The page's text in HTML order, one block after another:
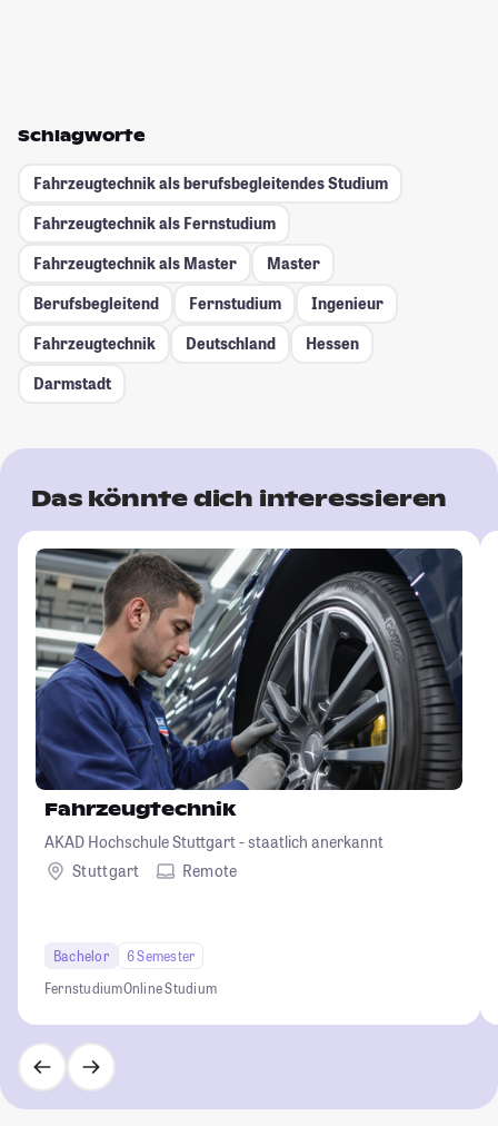
Schlagworte
Fahrzeugtechnik als berufsbegleitendes Studium
Fahrzeugtechnik als Fernstudium
Fahrzeugtechnik als Master
Master
Berufsbegleitend
Fernstudium
Ingenieur
Fahrzeugtechnik
Deutschland
Hessen
Darmstadt
Das könnte dich interessieren
Fahrzeugtechnik
AKAD Hochschule Stuttgart - staatlich anerkannt
Stuttgart
Remote
Bachelor
6 Semester
FernstudiumOnline Studium